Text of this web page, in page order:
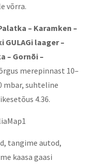
võrra.
– Karamken –
GULAGi laager –
– Gornõi –
merepinnast 10–
mbar, suhteline
4.36.
tangime autod,
kaasa gaasi